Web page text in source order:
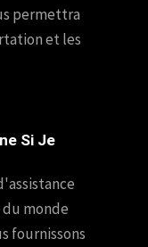
permettra
et les
Si Je
monde
fournissons